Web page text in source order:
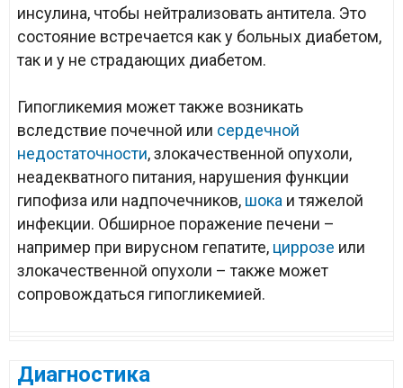
инсулина, чтобы нейтрализовать антитела. Это
состояние встречается как у больных диабетом,
так и у не страдающих диабетом.
Гипогликемия может также возникать
вследствие почечной или сердечной
недостаточности, злокачественной опухоли,
неадекватного питания, нарушения функции
гипофиза или надпочечников, шока и тяжелой
инфекции. Обширное поражение печени –
например при вирусном гепатите, циррозе или
злокачественной опухоли – также может
сопровождаться гипогликемией.
Диагностика